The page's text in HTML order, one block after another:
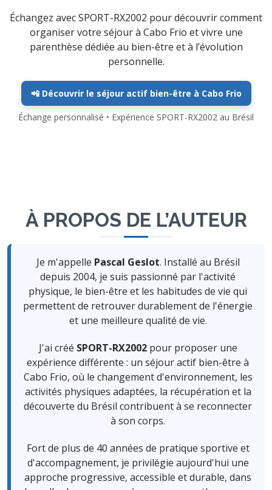
Échangez avec SPORT-RX2002 pour découvrir comment
organiser votre séjour à Cabo Frio et vivre une
parenthèse dédiée au bien-être et à l’évolution
personnelle.
📲 Découvrir le séjour actif bien-être à Cabo Frio
Échange personnalisé • Expérience SPORT-RX2002 au Brésil
À PROPOS DE L’AUTEUR
Je m'appelle Pascal Geslot. Installé au Brésil
depuis 2004, je suis passionné par l'activité
physique, le bien-être et les habitudes de vie qui
permettent de retrouver durablement de l'énergie
et une meilleure qualité de vie.
J'ai créé SPORT-RX2002pour proposer une
expérience différente : un séjour actif bien-être à
Cabo Frio, où le changement d'environnement, les
activités physiques adaptées, la récupération et la
découverte du Brésil contribuent à se reconnecter
à son corps.
Fort de plus de 40 années de pratique sportive et
d'accompagnement, je privilégie aujourd'hui une
approche progressive, accessible et durable, dans